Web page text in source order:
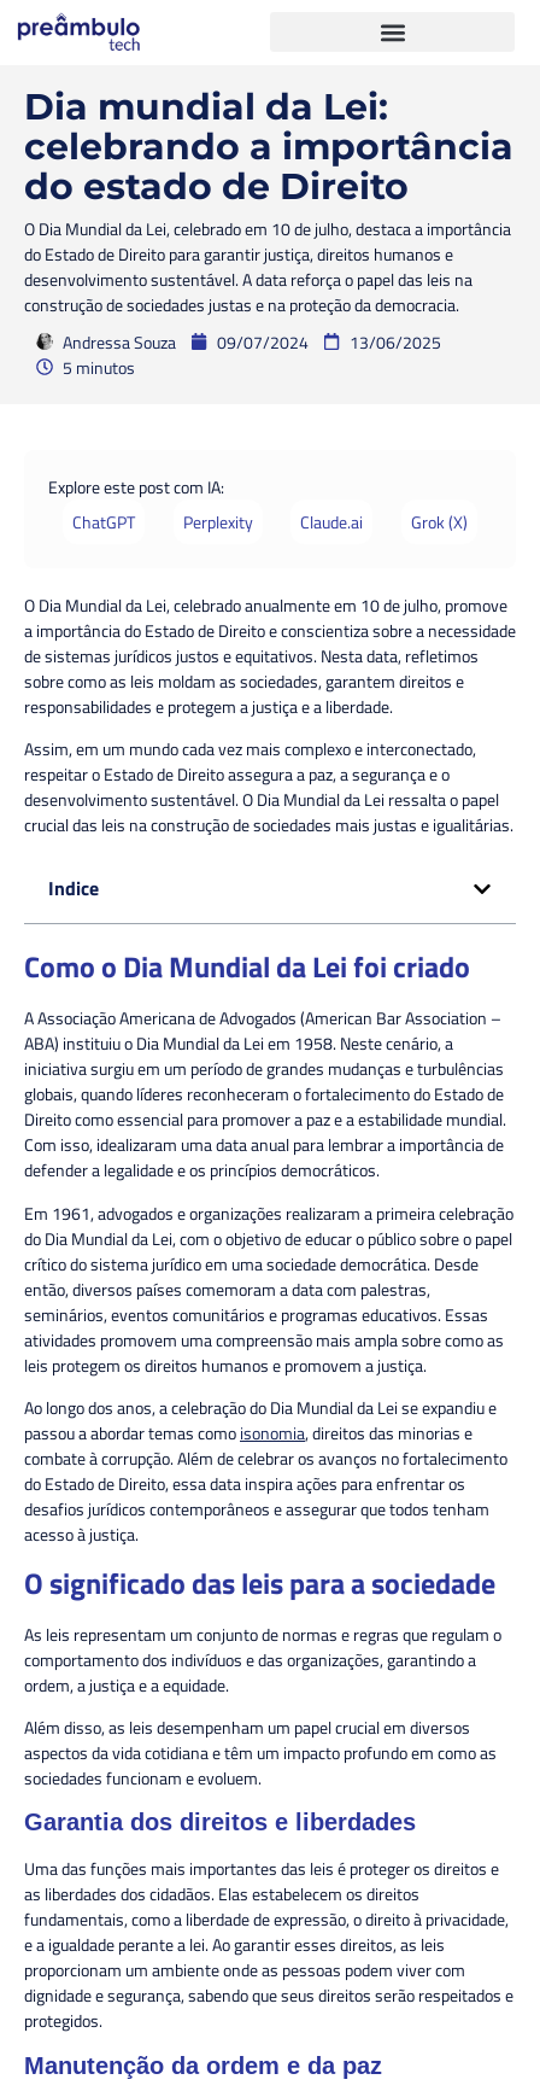
Dia mundial da Lei:
celebrando a importância
do estado de Direito
O Dia Mundial da Lei, celebrado em 10 de julho, destaca a importância
do Estado de Direito para garantir justiça, direitos humanos e
desenvolvimento sustentável. A data reforça o papel das leis na
construção de sociedades justas e na proteção da democracia.
Andressa Souza
09/07/2024
13/06/2025
5 minutos
Explore este post com IA:
ChatGPT
Perplexity Claude.ai Grok (X)
O Dia Mundial da Lei, celebrado anualmente em 10 de julho, promove
a importância do Estado de Direito e conscientiza sobre a necessidade
de sistemas jurídicos justos e equitativos. Nesta data, refletimos
sobre como as leis moldam as sociedades, garantem direitos e
responsabilidades e protegem a justiça e a liberdade.
Assim, em um mundo cada vez mais complexo e interconectado,
respeitar o Estado de Direito assegura a paz, a segurança e o
desenvolvimento sustentável. O Dia Mundial da Lei ressalta o papel
crucial das leis na construção de sociedades mais justas e igualitárias.
Indice
Como o Dia Mundial da Lei foi criado
A Associação Americana de Advogados (American Bar Association –
ABA) instituiu o Dia Mundial da Lei em 1958. Neste cenário, a
iniciativa surgiu em um período de grandes mudanças e turbulências
globais, quando líderes reconheceram o fortalecimento do Estado de
Direito como essencial para promover a paz e a estabilidade mundial.
Com isso, idealizaram uma data anual para lembrar a importância de
defender a legalidade e os princípios democráticos.
Em 1961, advogados e organizações realizaram a primeira celebração
do Dia Mundial da Lei, com o objetivo de educar o público sobre o papel
crítico do sistema jurídico em uma sociedade democrática. Desde
então, diversos países comemoram a data com palestras,
seminários, eventos comunitários e programas educativos. Essas
atividades promovem uma compreensão mais ampla sobre como as
leis protegem os direitos humanos e promovem a justiça.
Ao longo dos anos, a celebração do Dia Mundial da Lei se expandiu e
passou a abordar temas comoisonomia, direitos das minorias e
combate à corrupção. Além de celebrar os avanços no fortalecimento
do Estado de Direito, essa data inspira ações para enfrentar os
desafios jurídicos contemporâneos e assegurar que todos tenham
acesso à justiça.
O significado das leis para a sociedade
As leis representam um conjunto de normas e regras que regulam o
comportamento dos indivíduos e das organizações, garantindo a
ordem, a justiça e a equidade.
Além disso, as leis desempenham um papel crucial em diversos
aspectos da vida cotidiana e têm um impacto profundo em como as
sociedades funcionam e evoluem.
Garantia dos direitos e liberdades
Uma das funções mais importantes das leis é proteger os direitos e
as liberdades dos cidadãos. Elas estabelecem os direitos
fundamentais, como a liberdade de expressão, o direito à privacidade,
e a igualdade perante a lei. Ao garantir esses direitos, as leis
proporcionam um ambiente onde as pessoas podem viver com
dignidade e segurança, sabendo que seus direitos serão respeitados e
protegidos.
Manutenção da ordem e da paz